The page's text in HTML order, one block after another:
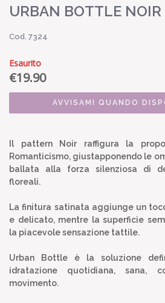
URBAN BOTTLE
Cod. 7324
Esaurito
€19.90
AVVISAMI QUANDO
Il pattern Noir raffigura la
Romanticismo, giustapponendo le
ballata alla forza silenziosa di
floreali.
La finitura satinata aggiunge un
e delicato, mentre la superficie
la piacevole sensazione tattile.
Urban Bottle è la soluzione
idratazione quotidiana, sana,
movimento.